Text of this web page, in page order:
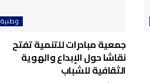
وطنية
جمعية مبادرات للتنمية تفتح
نقاشا حول الإبداع والهوية
الثقافية للشباب